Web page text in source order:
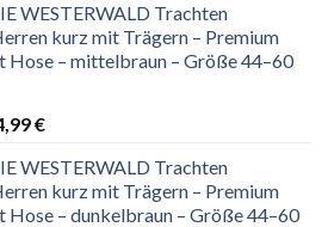
€
ist:
199,99 €.
WESTERWALD Trachten
kurz mit Trägern – Premium
– mittelbraun – Größe 44–60
€
€Aktueller
ist:
64,99 €.
WESTERWALD Trachten
kurz mit Trägern – Premium
– dunkelbraun – Größe 44–60